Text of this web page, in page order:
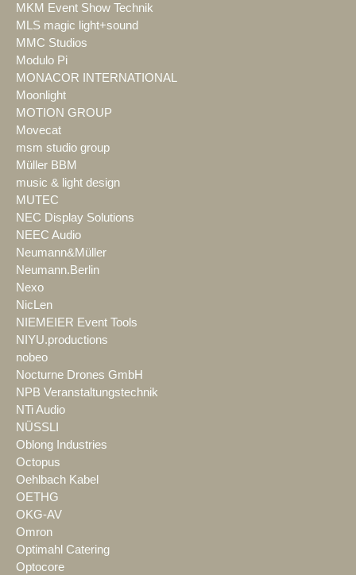
MKM Event Show Technik
MLS magic light+sound
MMC Studios
Modulo Pi
MONACOR INTERNATIONAL
Moonlight
MOTION GROUP
Movecat
msm studio group
Müller BBM
music & light design
MUTEC
NEC Display Solutions
NEEC Audio
Neumann&Müller
Neumann.Berlin
Nexo
NicLen
NIEMEIER Event Tools
NIYU.productions
nobeo
Nocturne Drones GmbH
NPB Veranstaltungstechnik
NTi Audio
NÜSSLI
Oblong Industries
Octopus
Oehlbach Kabel
OETHG
OKG-AV
Omron
Optimahl Catering
Optocore